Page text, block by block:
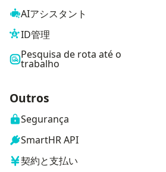
AIアシスタント
ID管理
Pesquisa de rota até o
trabalho
Outros
Segurança
SmartHR API
契約と支払い